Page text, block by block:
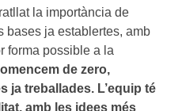
la importància de
bases ja establertes, amb
forma possible a la
de zero,
ja treballades. L’equip té
amb les idees més